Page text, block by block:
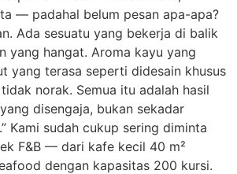
— padahal belum pesan apa-apa?
Ada sesuatu yang bekerja di balik
yang hangat. Aroma kayu yang
yang terasa seperti didesain khusus
norak. Semua itu adalah hasil
disengaja, bukan sekadar
Kami sudah cukup sering diminta
F&B — dari kafe kecil 40 m²
dengan kapasitas 200 kursi.